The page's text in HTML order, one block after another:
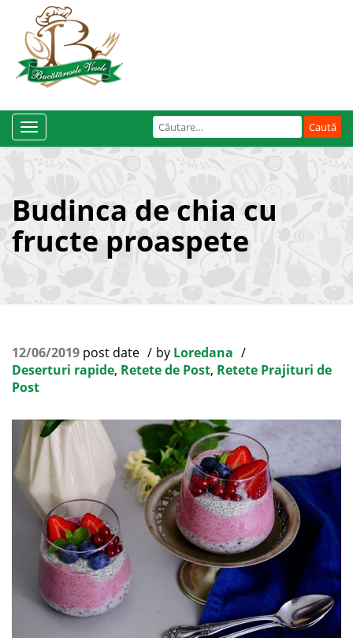
Caută
după:
Toggle
Navigation
Budinca de chia cu
fructe proaspete
12/06/2019 post date by Loredana
Deserturi rapide, Retete de Post, Retete Prajituri de
Post